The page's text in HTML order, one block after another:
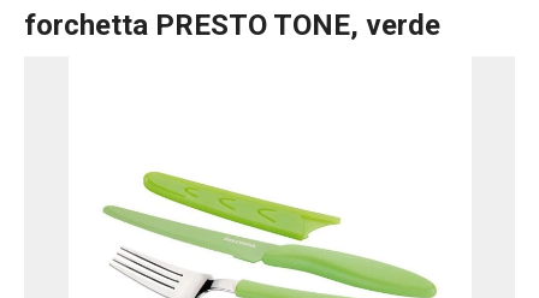
forchetta PRESTO TONE, verde